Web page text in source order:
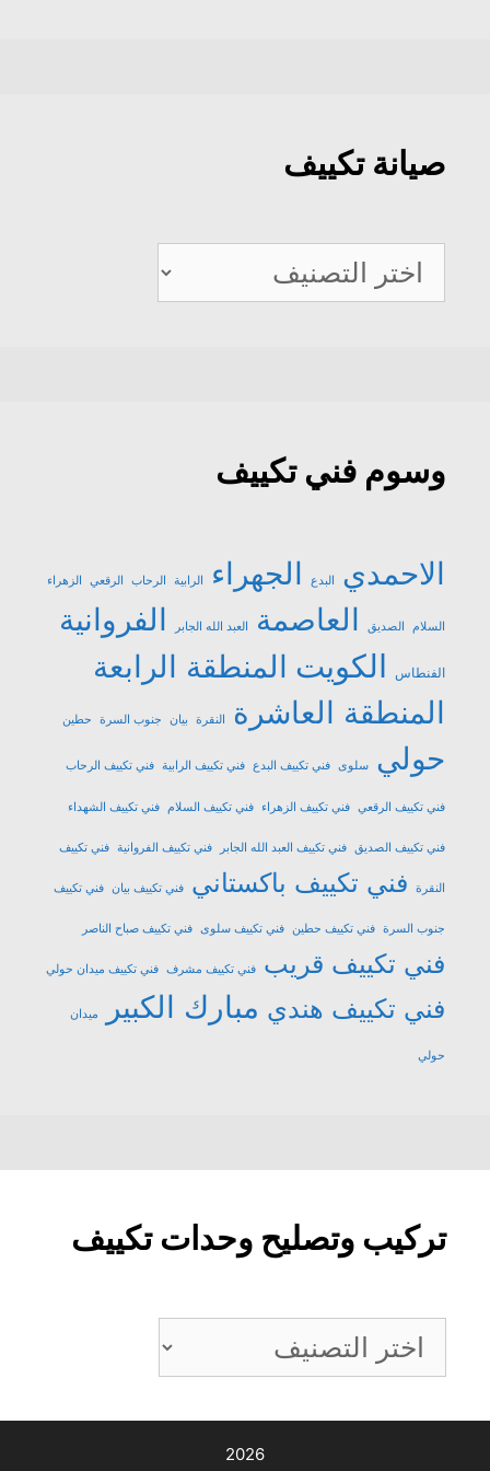
صيانة تكييف
صيانة
تكييف
وسوم فني تكييف
الاحمدي البدع الجهراء الرابية الرحاب الرقعي الزهراء
السلام الصديق العاصمة العبد الله الجابر الفروانية
الفنطاس الكويت المنطقة الرابعة
المنطقة العاشرة
النقرة بيان جنوب السرة حطين
حولي سلوى فني تكييف البدع فني تكييف الرابية فني تكييف الرحاب
فني تكييف الرقعي فني تكييف الزهراء فني تكييف السلام فني تكييف الشهداء
فني تكييف الصديق فني تكييف العبد الله الجابر فني تكييف الفروانية فني تكييف
النقرة فني تكييف باكستاني فني تكييف بيان فني تكييف
جنوب السرة فني تكييف حطين فني تكييف سلوى فني تكييف صباح الناصر
فني تكييف قريب فني تكييف مشرف فني تكييف ميدان حولي
فني تكييف هندي مبارك الكبير ميدان
حولي
تركيب وتصليح وحدات تكييف
تركيب
وتصليح
وحدات
2026